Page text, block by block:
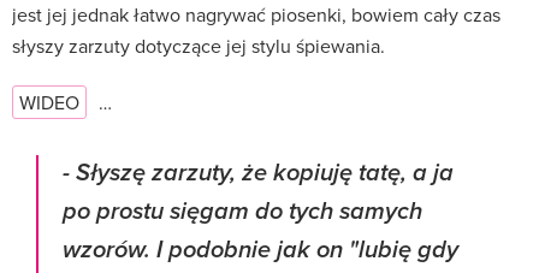
jest jej jednak łatwo nagrywać piosenki, bowiem cały czas
słyszy zarzuty dotyczące jej stylu śpiewania.
WIDEO …
- Słyszę zarzuty, że kopiuję tatę, a ja
po prostu sięgam do tych samych
wzorów. I podobnie jak on "lubię gdy